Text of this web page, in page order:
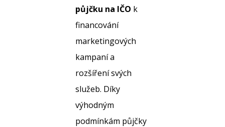
půjčku na IČO k
financování
marketingových
kampaní a
rozšíření svých
služeb. Díky
výhodným
podmínkám půjčky